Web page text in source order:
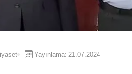
Yayınlama: 21.07.2024